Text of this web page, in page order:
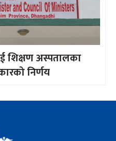
शिक्षण अस्पतालका
निर्णय